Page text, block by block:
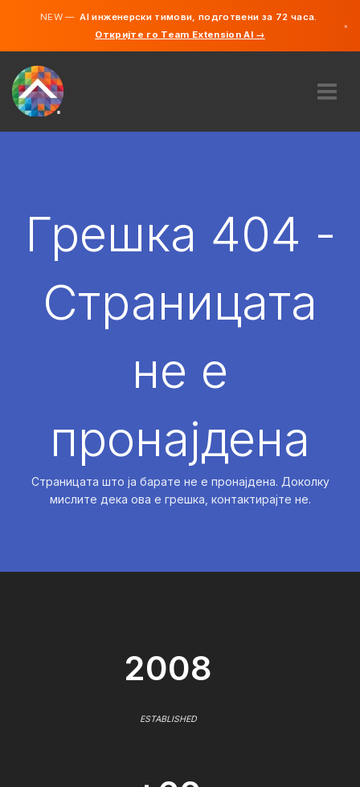
NEW —AI инженерски тимови, подготвени за 72 часа.
Откријте го Team Extension AI →
×
АНГАЖИРАЈ
Грешка 404 -
Страницата
не е
пронајдена
Страницата што ја барате не е пронајдена. Доколку
мислите дека ова е грешка, контактирајте не.
2008
ESTABLISHED